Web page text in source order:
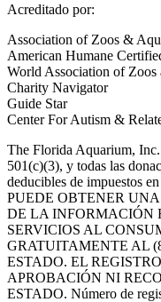
Acreditado por:
Association of Zoos &
American Humane
World Association of
Charity Navigator
Guide Star
Center For Autism &
The Florida Aquarium,
501(c)(3), y todas las
deducibles de impuestos
PUEDE OBTENER
DE LA INFORMACIÓN
SERVICIOS AL
GRATUITAMENTE AL
ESTADO. EL
APROBACIÓN NI
ESTADO. Número de